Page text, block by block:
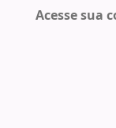
Acesse sua